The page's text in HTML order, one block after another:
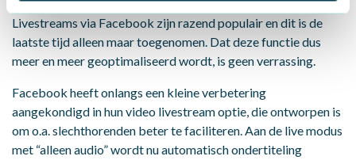
Livestreams via Facebook zijn razend populair en dit is de
laatste tijd alleen maar toegenomen. Dat deze functie dus
meer en meer geoptimaliseerd wordt, is geen verrassing.
Facebook heeft onlangs een kleine verbetering
aangekondigd in hun video livestream optie, die ontworpen is
om o.a. slechthorenden beter te faciliteren. Aan de live modus
met “alleen audio” wordt nu automatisch ondertiteling